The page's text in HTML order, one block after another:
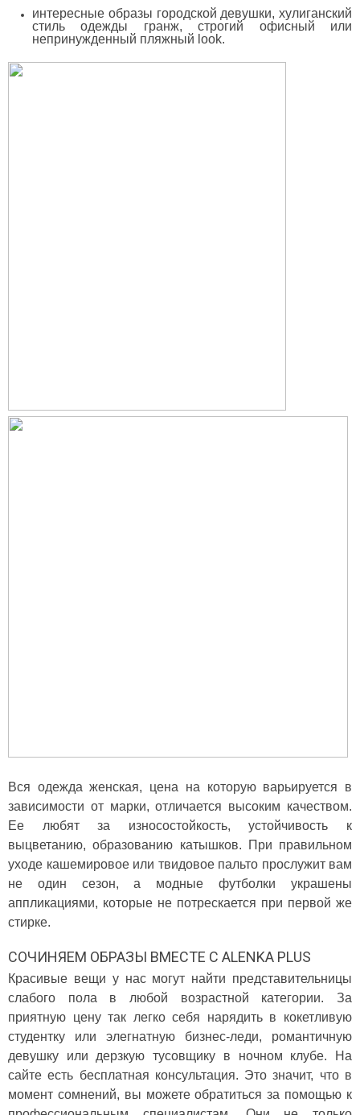
интересные образы городской девушки, хулиганский
стиль одежды гранж, строгий офисный или
непринужденный пляжный look.
Вся одежда женская, цена на которую варьируется в
зависимости от марки, отличается высоким качеством.
Ее любят за износостойкость, устойчивость к
выцветанию, образованию катышков. При правильном
уходе кашемировое или твидовое пальто прослужит вам
не один сезон, а модные футболки украшены
аппликациями, которые не потрескается при первой же
стирке.
СОЧИНЯЕМ ОБРАЗЫ ВМЕСТЕ С ALENKA PLUS
Красивые вещи у нас могут найти представительницы
слабого пола в любой возрастной категории. За
приятную цену так легко себя нарядить в кокетливую
студентку или элегнатную бизнес-леди, романтичную
девушку или дерзкую тусовщику в ночном клубе. На
сайте есть бесплатная консультация. Это значит, что в
момент сомнений, вы можете обратиться за помощью к